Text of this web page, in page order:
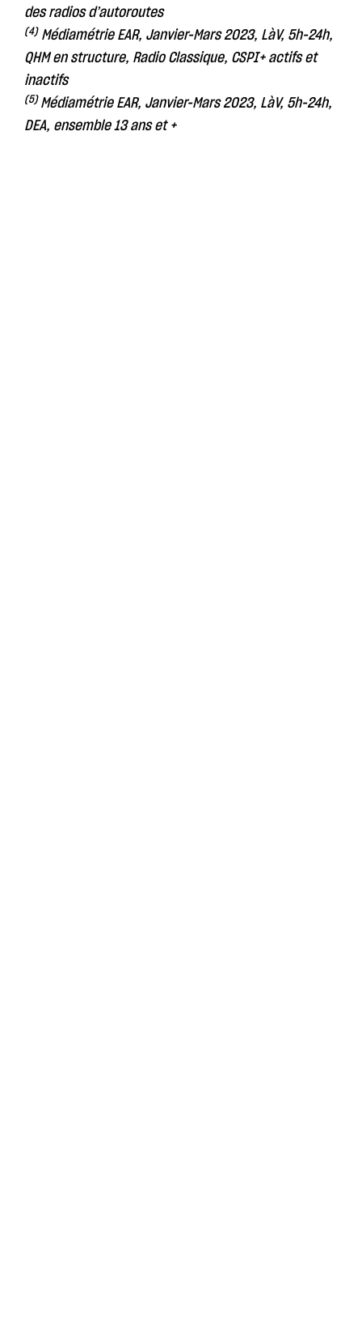
des radios d’autoroutes
(4)Médiamétrie EAR, Janvier-Mars 2023, LàV, 5h-24h,
QHM en structure, Radio Classique, CSPI+ actifs et
inactifs
(5)Médiamétrie EAR, Janvier-Mars 2023, LàV, 5h-24h,
DEA, ensemble 13 ans et +